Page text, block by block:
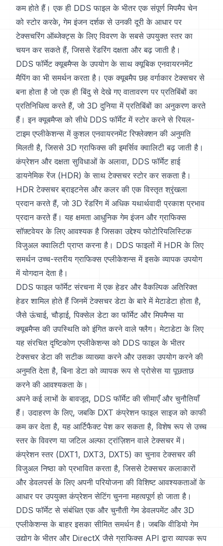
कम होते हैं। एक ही DDS फाइल के भीतर एक संपूर्ण मिपमैप चेन
को स्टोर करके, गेम इंजन दर्शक से उनकी दूरी के आधार पर
टेक्सचरिंग ऑब्जेक्ट्स के लिए विवरण के सबसे उपयुक्त स्तर का
चयन कर सकते हैं, जिससे रेंडरिंग दक्षता और बढ़ जाती है।
DDS फॉर्मेट क्यूबमैप्स के उपयोग के साथ क्यूबिक एनवायरनमेंट
मैपिंग का भी समर्थन करता है। एक क्यूबमैप छह वर्गाकार टेक्सचर से
बना होता है जो एक ही बिंदु से देखे गए वातावरण पर प्रतिबिंबों का
प्रतिनिधित्व करते हैं, जो 3D दुनिया में प्रतिबिंबों का अनुकरण करते
हैं। इन क्यूबमैप्स को सीधे DDS फॉर्मेट में स्टोर करने से रियल-
टाइम एप्लीकेशन्स में कुशल एनवायरनमेंट रिफ्लेक्शन की अनुमति
मिलती है, जिससे 3D ग्राफिक्स की इमर्सिव क्वालिटी बढ़ जाती है।
कंप्रेशन और दक्षता सुविधाओं के अलावा, DDS फॉर्मेट हाई
डायनेमिक रेंज (HDR) के साथ टेक्सचर स्टोर कर सकता है।
HDR टेक्सचर ब्राइटनेस और कलर की एक विस्तृत श्रृंखला
प्रदान करते हैं, जो 3D रेंडरिंग में अधिक यथार्थवादी प्रकाश प्रभाव
प्रदान करते हैं। यह क्षमता आधुनिक गेम इंजन और ग्राफिक्स
सॉफ़्टवेयर के लिए आवश्यक है जिसका उद्देश्य फोटोरियलिस्टिक
विजुअल क्वालिटी प्राप्त करना है। DDS फाइलों में HDR के लिए
समर्थन उच्च-स्तरीय ग्राफिक्स एप्लीकेशन्स में इसके व्यापक उपयोग
में योगदान देता है।
DDS फाइल फॉर्मेट संरचना में एक हेडर और वैकल्पिक अतिरिक्त
हेडर शामिल होते हैं जिनमें टेक्सचर डेटा के बारे में मेटाडेटा होता है,
जैसे ऊंचाई, चौड़ाई, पिक्सेल डेटा का फॉर्मेट और मिपमैप्स या
क्यूबमैप्स की उपस्थिति को इंगित करने वाले फ्लैग। मेटाडेटा के लिए
यह संरचित दृष्टिकोण एप्लीकेशन्स को DDS फाइल के भीतर
टेक्सचर डेटा की सटीक व्याख्या करने और उसका उपयोग करने की
अनुमति देता है, बिना डेटा को व्यापक रूप से प्रोसेस या पूछताछ
करने की आवश्यकता के।
अपने कई लाभों के बावजूद, DDS फॉर्मेट की सीमाएँ और चुनौतियाँ
हैं। उदाहरण के लिए, जबकि DXT कंप्रेशन फाइल साइज को काफी
कम कर देता है, यह आर्टिफैक्ट पेश कर सकता है, विशेष रूप से उच्च
स्तर के विवरण या जटिल अल्फा ट्रांज़िशन वाले टेक्सचर में।
कंप्रेशन स्तर (DXT1, DXT3, DXT5) का चुनाव टेक्सचर की
विजुअल निष्ठा को प्रभावित करता है, जिससे टेक्सचर कलाकारों
और डेवलपर्स के लिए अपनी परियोजना की विशिष्ट आवश्यकताओं के
आधार पर उपयुक्त कंप्रेशन सेटिंग चुनना महत्वपूर्ण हो जाता है।
DDS फॉर्मेट से संबंधित एक और चुनौती गेम डेवलपमेंट और 3D
एप्लीकेशन्स के बाहर इसका सीमित समर्थन है। जबकि वीडियो गेम
उद्योग के भीतर और DirectX जैसे ग्राफिक्स API द्वारा व्यापक रूप